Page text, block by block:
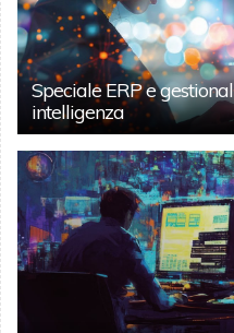
Speciale ERP e
intelligenza